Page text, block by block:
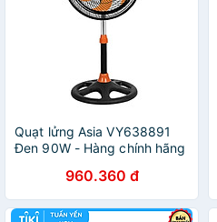
Quạt lửng Asia VY638891
Đen 90W - Hàng chính hãng
960.360 đ